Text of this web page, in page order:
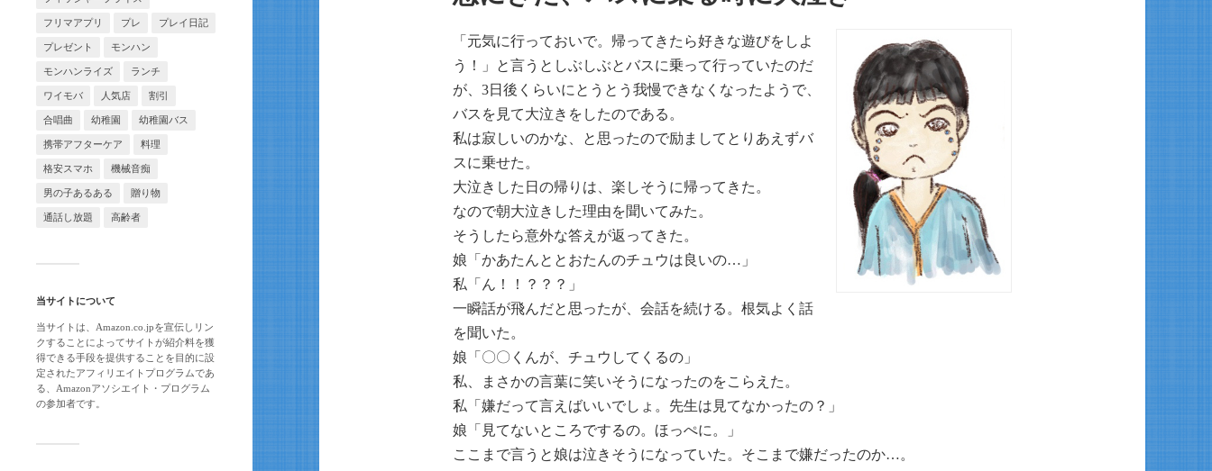
フリマアプリ プレ プレイ日記
プレゼント モンハン
モンハンライズ ランチ
ワイモバ 人気店 割引
合唱曲 幼稚園 幼稚園バス
携帯アフターケア 料理
格安スマホ 機械音痴
男の子あるある 贈り物
通話し放題 高齢者
当サイトについて
当サイトは、Amazon.co.jpを宣伝しリン
クすることによってサイトが紹介料を獲
得できる手段を提供することを目的に設
定されたアフィリエイトプログラムであ
る、Amazonアソシエイト・プログラム
の参加者です。
「元気に行っておいで。帰ってきたら好きな遊びをしよ
う！」と言うとしぶしぶとバスに乗って行っていたのだ
が、3日後くらいにとうとう我慢できなくなったようで、
バスを見て大泣きをしたのである。
私は寂しいのかな、と思ったので励ましてとりあえずバ
スに乗せた。
大泣きした日の帰りは、楽しそうに帰ってきた。
なので朝大泣きした理由を聞いてみた。
そうしたら意外な答えが返ってきた。
娘「かあたんととおたんのチュウは良いの…」
私「ん！！？？？」
一瞬話が飛んだと思ったが、会話を続ける。根気よく話
を聞いた。
娘「〇〇くんが、チュウしてくるの」
私、まさかの言葉に笑いそうになったのをこらえた。
私「嫌だって言えばいいでしょ。先生は見てなかったの？」
娘「見てないところでするの。ほっぺに。」
ここまで言うと娘は泣きそうになっていた。そこまで嫌だったのか…。